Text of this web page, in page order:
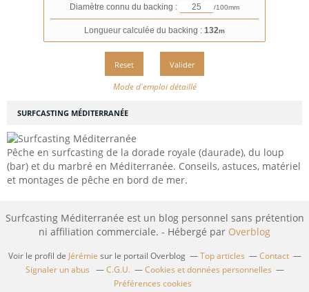
SURFCASTING MÉDITERRANÉE
Pêche en surfcasting de la dorade royale (daurade), du loup
(bar) et du marbré en Méditerranée. Conseils, astuces, matériel
et montages de pêche en bord de mer.
Diamètre connu du backing : /100mm
Longueur calculée du backing : 132m
Mode d'emploi détaillé
Surfcasting Méditerranée est un blog personnel sans prétention
ni affiliation commerciale. - Hébergé par Overblog
Voir le profil de Jérémie sur le portail Overblog Top articles
Contact
Signaler un abus
C.G.U.
Cookies et données personnelles
Préférences cookies